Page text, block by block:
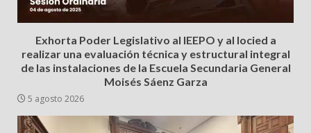
Exhorta Poder Legislativo al IEEPO y al Iocied a
realizar una evaluación técnica y estructural integral
de las instalaciones de la Escuela Secundaria General
Moisés Sáenz Garza
5 agosto 2026